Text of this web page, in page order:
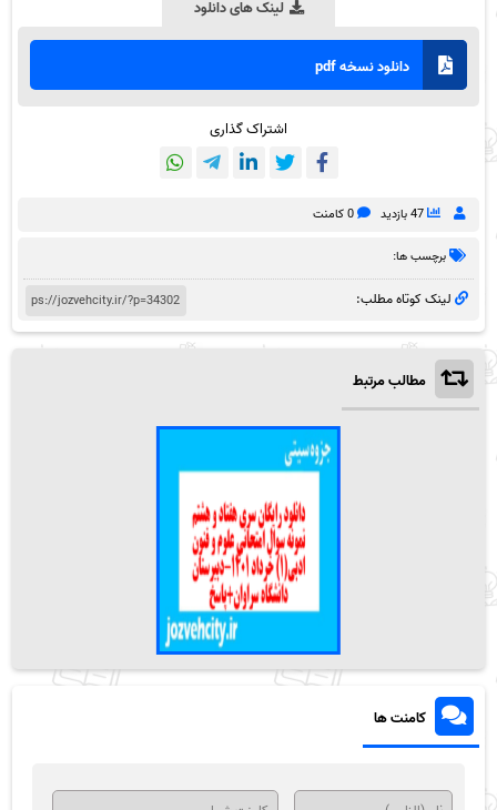
لینک های دانلود
دانلود نسخه pdf
اشتراک گذاری
47 بازدید 0 کامنت
برچسب ها:
لینک کوتاه مطلب:
مطالب مرتبط
کامنت ها